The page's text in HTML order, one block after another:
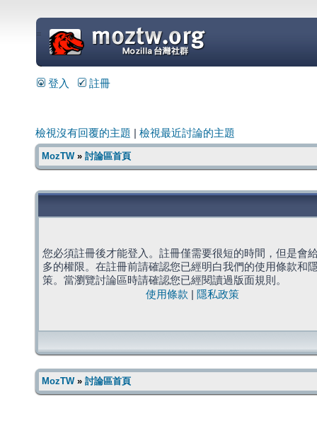
=
登入 註冊
檢視沒有回覆的主題 檢視最近討論的主題
MozTW» 討論區首頁
您必須註冊後才能登入。註冊僅需要很短的時間，但是會
多的權限。在註冊前請確認您已經明白我們的使用條款和
策。當瀏覽討論區時請確認您已經閱讀過版面規則。
使用條款
隱私政策
MozTW» 討論區首頁